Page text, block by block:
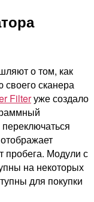
о том, как
своего сканера
Filterуже создало
пробега. Модули с
на некоторых
для покупки